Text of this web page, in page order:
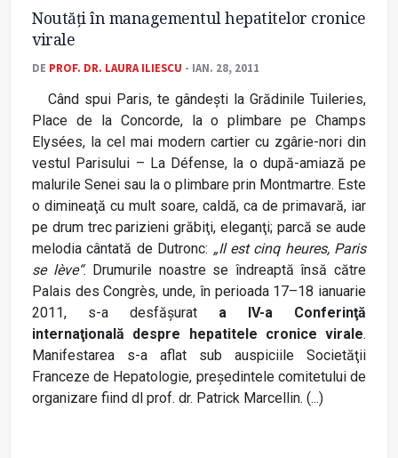
Noutăţi în managementul hepatitelor cronice
virale
DE PROF. DR. LAURA ILIESCU - IAN. 28, 2011
Când spui Paris, te gândeşti la Grădinile Tuileries,
Place de la Concorde, la o plimbare pe Champs
Elysées, la cel mai modern cartier cu zgârie-nori din
vestul Parisului – La Défense, la o după-amiază pe
malurile Senei sau la o plimbare prin Montmartre. Este
o dimineaţă cu mult soare, caldă, ca de primavară, iar
pe drum trec parizieni grăbiţi, eleganţi; parcă se aude
melodia cântată de Dutronc: „Il est cinq heures, Paris
se lève“. Drumurile noastre se îndreaptă însă către
Palais des Congrès, unde, în perioada 17–18 ianuarie
2011, s-a desfăşurat a IV-a Conferinţă
internaţională despre hepatitele cronice virale.
Manifestarea s-a aflat sub auspiciile Societăţii
Franceze de Hepatologie, preşedintele comitetului de
organizare fiind dl prof. dr. Patrick Marcellin. (...)